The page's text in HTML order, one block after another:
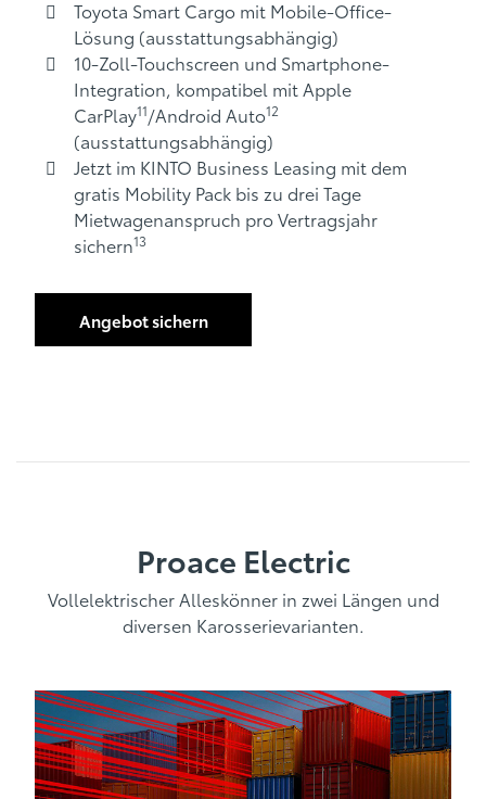
Toyota Smart Cargo mit Mobile-Office-
Lösung (ausstattungsabhängig)
10-Zoll-Touchscreen und Smartphone-
Integration, kompatibel mit Apple
CarPlay11/Android Auto12
(ausstattungsabhängig)
Jetzt im KINTO Business Leasing mit dem
gratis Mobility Pack bis zu drei Tage
Mietwagenanspruch pro Vertragsjahr
sichern13
Angebot sichern
Proace Electric
Vollelektrischer Alleskönner in zwei Längen und
diversen Karosserievarianten.